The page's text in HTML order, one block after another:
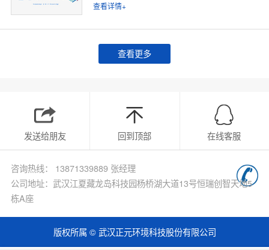
查看详情+
查看更多
发送给朋友 回到顶部 在线客服
咨询热线： 13871339889 张经理
公司地址：武汉江夏藏龙岛科技园杨桥湖大道13号恒瑞创智天地5
栋A座
版权所属 © 武汉正元环境科技股份有限公司